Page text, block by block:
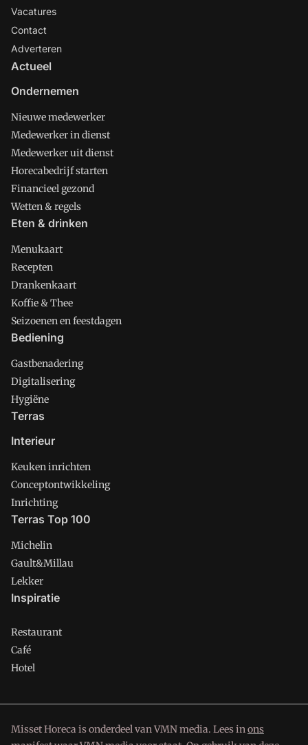
Vacatures
Contact
Adverteren
Actueel
Ondernemen
Nieuwe medewerker
Medewerker in dienst
Medewerker uit dienst
Horecabedrijf starten
Financieel gezond
Wetten & regels
Eten & drinken
Menukaart
Recepten
Drankenkaart
Koffie & Thee
Seizoenen en feestdagen
Bediening
Gastbenadering
Digitalisering
Hygiëne
Terras
Interieur
Keuken inrichten
Conceptontwikkeling
Inrichting
Terras Top 100
Michelin
Gault&Millau
Lekker
Inspiratie
Restaurant
Café
Hotel
Misset Horeca is onderdeel van VMN media. Lees inons